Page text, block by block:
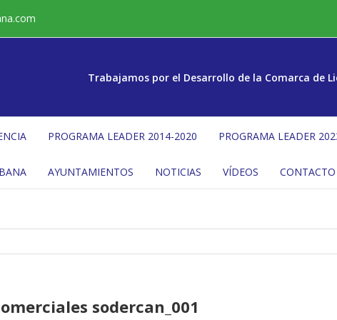
Trabajamos por el Desarrollo de la Comarca de
PROGRAMA LEADER 2014-2020 PROGRAMA LEADER
AYUNTAMIENTOS NOTICIAS VÍDEOS CONTACTO
sodercan_001